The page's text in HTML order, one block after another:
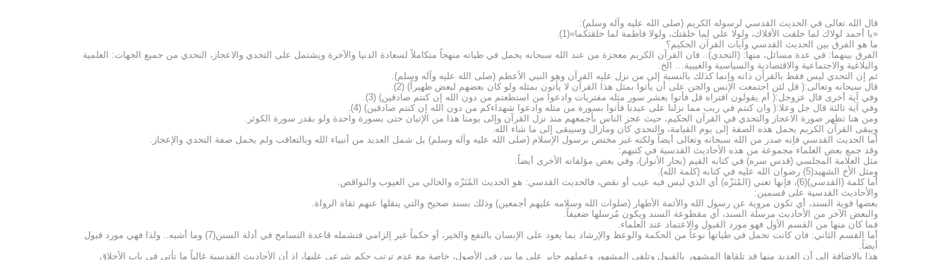
قال الله تعالى في الحديث القدسي لرسوله الكريم (صلى الله عليه وآله وسلم):
«يا أحمد لولاك لما خلقت الأفلاك، ولولا علي لما خلقتك، ولولا فاطمة لما خلقتكما»(1).
ما هو الفرق بين الحديث القدسي وآيات القرآن الحكيم؟
الفرق بينهما: في عدة مسائل، منها: (التحدي).. فان القرآن الكريم معجزة من عند الله سبحانه يحمل في طياته منهجاً متكاملاً لسعادة الدنيا والآخرة ويشتمل على التحدي والاعجاز، التحدي من جميع الجهات: العلمية
والبلاغية والاجتماعية والاقتصادية والسياسية والغيبية… الخ.
ثم إن التحدي ليس فقط بالقرآن ذاته وإنما كذلك بالنسبة إلى من نزل عليه القرآن وهو النبي الأعظم (صلى الله عليه وآله وسلم).
قال سبحانه وتعالى:( قل لئن اجتمعت الإنس والجن على أن يأتوا بمثل هذا القرآن لا يأتون بمثله ولو كان بعضهم لبعض ظهيراً) (2).
وفي آية أخرى قال عزوجل:( أم يقولون افتراه قل فأتوا بعشر سور مثله مفتريات وادعوا من استطعتم من دون الله إن كنتم صادقين) (3).
وفي آية ثالثة قال جل وعلا:( وان كنتم في ريب مما نزلنا على عبدنا فأتوا بسورة من مثله وادعوا شهداءكم من دون الله إن كنتم صادقين) (4).
ومن هنا تظهر صورة الاعجاز والتحدي في القرآن الحكيم، حيث عجز الناس بأجمعهم منذ نزل القرآن وإلى يومنا هذا من الإتيان حتى بسورة واحدة ولو بقدر سورة الكوثر.
ويبقى القرآن الكريم يحمل هذه الصفة إلى يوم القيامة، والتحدي كان ومازال وسيبقى إلى ما شاء الله.
أما الحديث القدسي فإنه صدر من الله سبحانه وتعالى أيضاً ولكنه غير مختص برسول الإسلام (صلى الله عليه وآله وسلم) بل شمل العديد من أنبياء الله وبالتعاقب ولم يحمل صفة التحدي والإعجاز.
وقد جمع بعض العلماء مجموعة من هذه الأحاديث القدسية في كتبهم:
مثل العلامة المجلسي (قدس سره) في كتابه القيم (بحار الأنوار)، وفي بعض مؤلفاته الأخرى أيضاً.
ومثل الأخ الشهيد(5) رضوان الله عليه في كتابه (كلمة الله).
أما كلمة (القدسي)(6)، فإنها تعني (المُنَزّه) أي الذي ليس فيه عيب أو نقص، فالحديث القدسي: هو الحديث المُنَزّه والخالي من العيوب والنواقص.
والأحاديث القدسية على قسمين:
بعضها قوية السند، أي تكون مروية عن رسول الله والأئمة الأطهار (صلوات الله وسلامه عليهم أجمعين) وذلك بسند صحيح والتي ينقلها عنهم ثقاة الرواة.
والبعض الآخر من الأحاديث مرسلة السند، أي مقطوعة السند ويكون مُرسلها ضعيفاً.
فما كان منها من القسم الأول فهو مورد القبول والاعتماد عند العلماء.
أما القسم الثاني: فان كانت تحمل في طياتها نوعاً من الحكمة والوعظ والإرشاد بما يعود على الإنسان بالنفع والخير، أو حكماً غير إلزامي فتشمله قاعدة التسامح في أدلة السنن(7) وما أشبه.. ولذا فهي مورد قبول
أيضاً.
هذا بالإضافة إلى أن العديد منها قد تلقاها المشهور بالقبول وتلقي المشهور وعملهم جابر على ما بين في الأصول، خاصة مع عدم ترتب حكم شرعي عليها، إذ أن الأحاديث القدسية غالباً ما تأتي في باب الأخلاق